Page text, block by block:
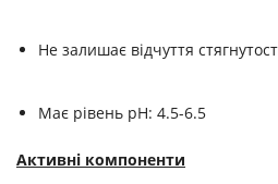
Не залишає відчуття
Має рівень рН: 4.5-6.5
Активні компоненти